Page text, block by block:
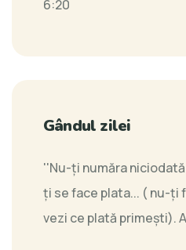
6:20
Gândul zilei
''Nu-ți număra
ți se face plata... ( nu-ți
vezi ce plată primești).